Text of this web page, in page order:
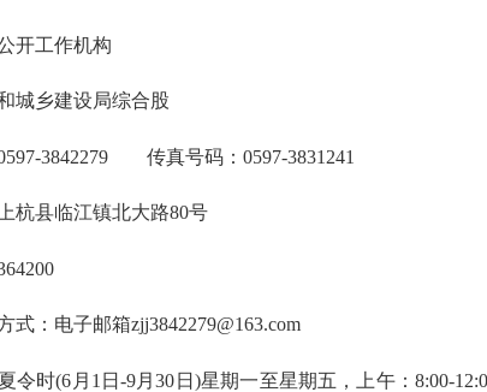
工作机构
乡建设局综合股
3842279 传真号码：0597-3831241
县临江镇北大路80号
：电子邮箱zjj3842279@163.com
时(6月1日-9月30日)星期一至星期五，上午：8:00-